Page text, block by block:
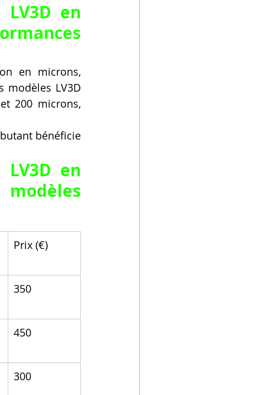
en
en microns,
modèles LV3D
200 microns,
bénéficie
en
Prix (€)
350
450
300